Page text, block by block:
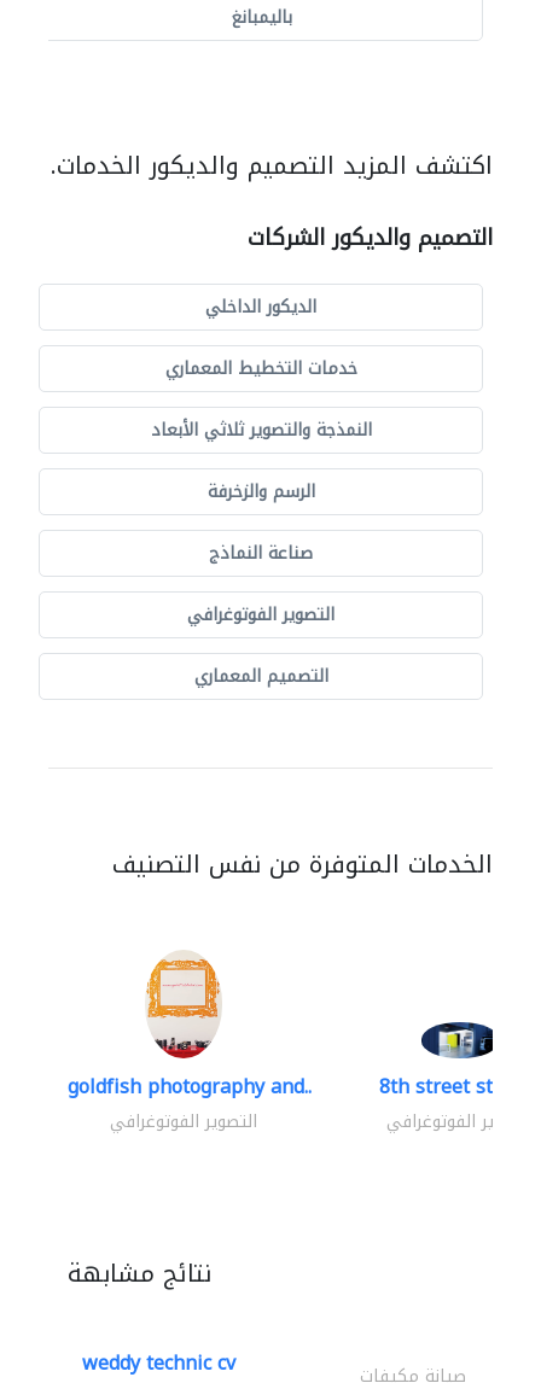
باليمبانغ
اكتشف المزيد التصميم والديكور الخدمات.
التصميم والديكور الشركات
الديكور الداخلي
خدمات التخطيط المعماري
النمذجة والتصوير ثلاثي الأبعاد
الرسم والزخرفة
صناعة النماذج
التصوير الفوتوغرافي
التصميم المعماري
الخدمات المتوفرة من نفس التصنيف
goldfish photography and..
التصوير الفوتوغرافي
8th street studios
التصوير الفوتوغرافي
نتائج مشابهة
weddy technic cv صيانة مكيفات